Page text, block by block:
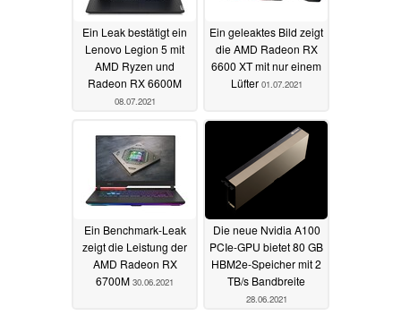
Ein Leak bestätigt ein
Lenovo Legion 5 mit
AMD Ryzen und
Radeon RX 6600M
08.07.2021
Ein geleaktes Bild zeigt
die AMD Radeon RX
6600 XT mit nur einem
Lüfter 01.07.2021
Ein Benchmark-Leak
zeigt die Leistung der
AMD Radeon RX
6700M 30.06.2021
Die neue Nvidia A100
PCIe-GPU bietet 80 GB
HBM2e-Speicher mit 2
TB/s Bandbreite
28.06.2021